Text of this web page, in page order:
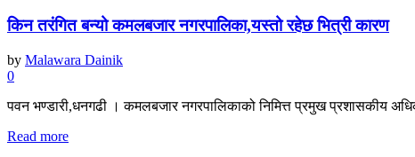
किन तरंगित बन्यो कमलबजार नगरपालिका,यस्तो रहेछ भित्री कारण
by Malawara Dainik
0
पवन भण्डारी,धनगढी । कमलबजार नगरपालिकाको निमित्त प्रमुख प्रशासकीय
Read more